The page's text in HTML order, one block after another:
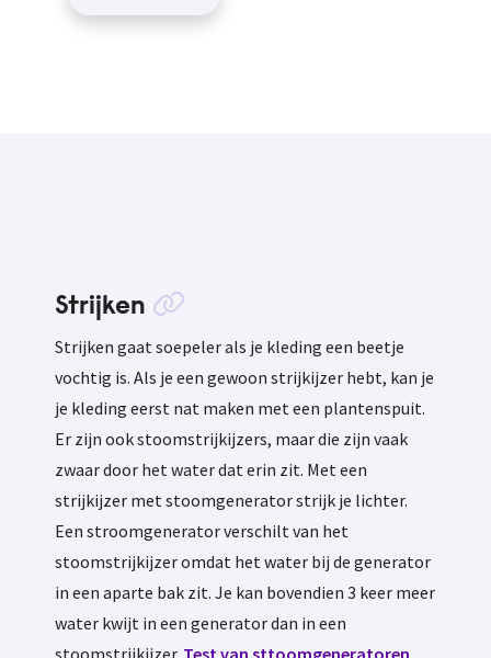
Strijken
Strijken gaat soepeler als je kleding een beetje
vochtig is. Als je een gewoon strijkijzer hebt, kan je
je kleding eerst nat maken met een plantenspuit.
Er zijn ook stoomstrijkijzers, maar die zijn vaak
zwaar door het water dat erin zit. Met een
strijkijzer met stoomgenerator strijk je lichter.
Een stroomgenerator verschilt van het
stoomstrijkijzer omdat het water bij de generator
in een aparte bak zit. Je kan bovendien 3 keer meer
water kwijt in een generator dan in een
stoomstrijkijzer. Test van sttoomgeneratoren